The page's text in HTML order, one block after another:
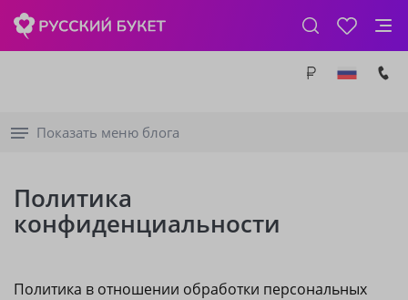
Показать меню блога
Политика
конфиденциальности
Политика в отношении обработки персональных